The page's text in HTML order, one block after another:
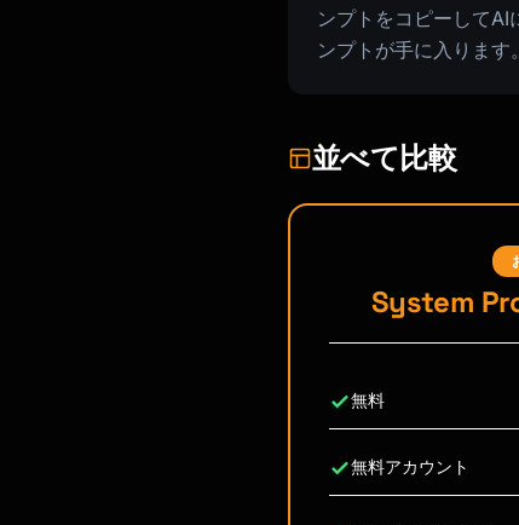
ンプトをコピーして
ンプトが手に入ります。
並べて比較
System
無料
無料アカウント